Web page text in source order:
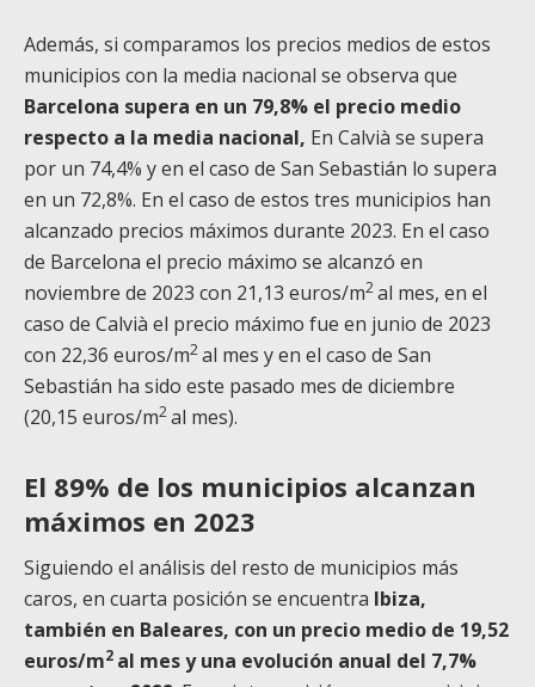
Además, si comparamos los precios medios de estos
municipios con la media nacional se observa que
Barcelona supera en un 79,8% el precio medio
respecto a la media nacional, En Calvià se supera
por un 74,4% y en el caso de San Sebastián lo supera
en un 72,8%. En el caso de estos tres municipios han
alcanzado precios máximos durante 2023. En el caso
de Barcelona el precio máximo se alcanzó en
noviembre de 2023 con 21,13 euros/m2al mes, en el
caso de Calvià el precio máximo fue en junio de 2023
con 22,36 euros/m2al mes y en el caso de San
Sebastián ha sido este pasado mes de diciembre
(20,15 euros/m2al mes).
El 89% de los municipios alcanzan
máximos en 2023
Siguiendo el análisis del resto de municipios más
caros, en cuarta posición se encuentra Ibiza,
también en Baleares, con un precio medio de 19,52
euros/m2 al mes y una evolución anual del 7,7%